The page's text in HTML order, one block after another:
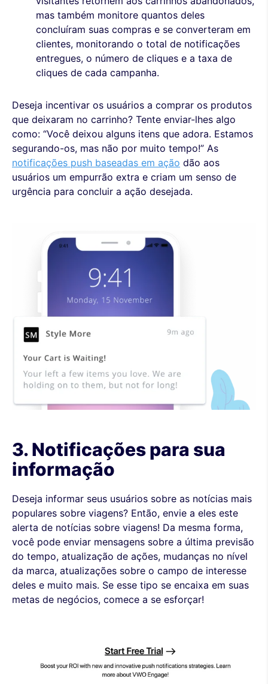
mas também monitore quantos deles
concluíram suas compras e se converteram em
clientes, monitorando o total de notificações
entregues, o número de cliques e a taxa de
cliques de cada campanha.
Deseja incentivar os usuários a comprar os produtos
que deixaram no carrinho? Tente enviar-lhes algo
como: “Você deixou alguns itens que adora. Estamos
segurando-os, mas não por muito tempo!” As
notificações push baseadas em ação dão aos
usuários um empurrão extra e criam um senso de
urgência para concluir a ação desejada.
3. Notificações para sua
informação
Deseja informar seus usuários sobre as notícias mais
populares sobre viagens? Então, envie a eles este
alerta de notícias sobre viagens! Da mesma forma,
você pode enviar mensagens sobre a última previsão
do tempo, atualização de ações, mudanças no nível
da marca, atualizações sobre o campo de interesse
deles e muito mais. Se esse tipo se encaixa em suas
metas de negócios, comece a se esforçar!